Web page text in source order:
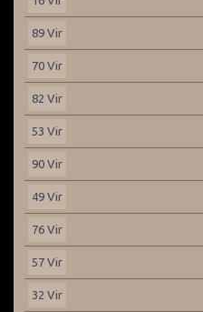
89 Vir
70 Vir
82 Vir
53 Vir
90 Vir
49 Vir
76 Vir
57 Vir
32 Vir